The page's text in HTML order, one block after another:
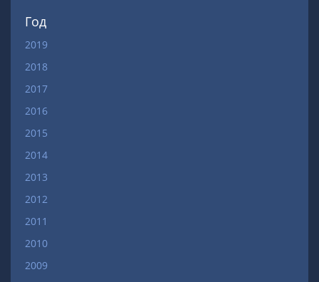
Год
2019
2018
2017
2016
2015
2014
2013
2012
2011
2010
2009